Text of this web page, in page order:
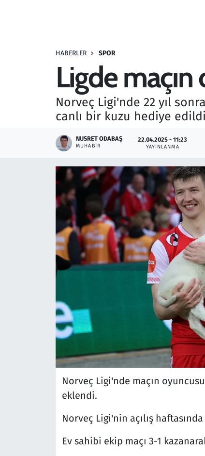
HABERLER SPOR
Ligde
Norveç Ligi'nde 22 yıl
canlı bir kuzu hediye
NUSRET ODABAŞ
MUHABIR
22.04.2025 - 11:23
YAYINLANMA
Norveç Ligi'nde maçın
eklendi.
Norveç Ligi'nin açılış
Ev sahibi ekip maçı 3-1
Savunma Sanayi
Seçim 2023
Teknoloji ve Bilim
Televizyon